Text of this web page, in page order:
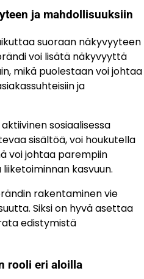
ja mahdollisuuksiin
suoraan näkyvyyteen
voi lisätä näkyvyyttä
mikä puolestaan voi johtaa
ja
sosiaalisessa
sisältöä, voi houkutella
voi johtaa parempiin
kasvuun.
rakentaminen vie
Siksi on hyvä asettaa
edistymistä
rooli eri aloilla